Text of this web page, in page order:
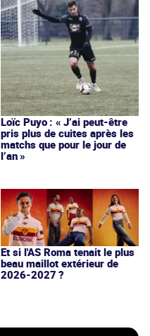
Loïc Puyo : « J’ai peut-être
pris plus de cuites après les
matchs que pour le jour de
l’an »
Et si l'AS Roma tenait le plus
beau maillot extérieur de
2026-2027 ?